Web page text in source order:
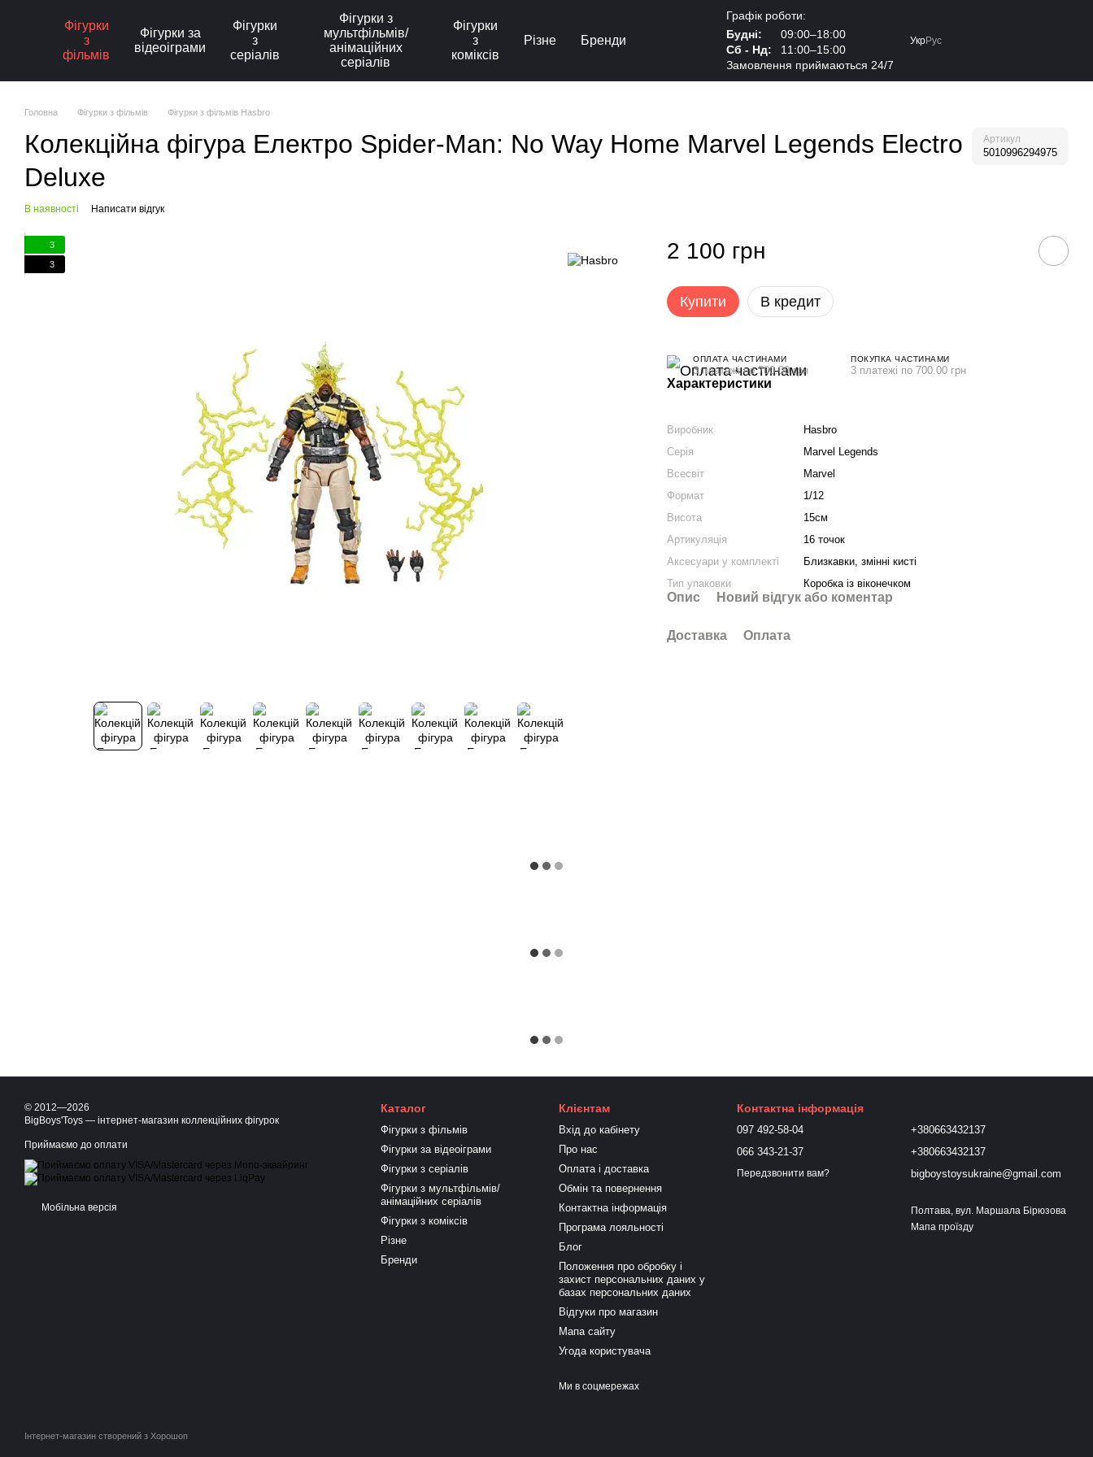
Фігурки
з
фільмів
Фігурки за
відеоіграми
Фігурки
з
серіалів
Фігурки з
мультфільмів/
анімаційних
серіалів
Фігурки
з
коміксів
Різне Бренди
Графік роботи:
Будні:
09:00–18:00
Сб - Нд:
11:00–15:00
Замовлення приймаються 24/7
УкрРус
Головна Фігурки з фільмів Фігурки з фільмів Hasbro
Колекційна фігура Електро Spider-Man: No Way Home Marvel Legends Electro
Deluxe
Артикул
5010996294975
В наявності Написати відгук
3
3
2 100 грн
Купити В кредит
ОПЛАТА ЧАСТИНАМИ
3 платежі по 700.00 грн
ПОКУПКА ЧАСТИНАМИ
3 платежі по 700.00 грн
Характеристики
Виробник
Hasbro
Серія
Marvel Legends
Всесвіт
Marvel
Формат
1/12
Висота
15см
Артикуляція
16 точок
Аксесуари у комплекті
Близкавки, змінні кисті
Тип упаковки
Коробка із віконечком
Опис Новий відгук або коментар
Доставка Оплата
© 2012—2026
BigBoys'Toys — інтернет-магазин коллекційних фігурок
Приймаємо до оплати
Мобільна версія
Інтернет-магазин створений з Хорошоп
Каталог
Фігурки з фільмів
Фігурки за відеоіграми
Фігурки з серіалів
Фігурки з мультфільмів/
анімаційних серіалів
Фігурки з коміксів
Різне
Бренди
Клієнтам
Вхід до кабінету
Про нас
Оплата і доставка
Обмін та повернення
Контактна інформація
Програма лояльності
Блог
Положення про обробку і
захист персональних даних у
базах персональних даних
Відгуки про магазин
Мапа сайту
Угода користувача
Ми в соцмережах
Контактна інформація
097 492-58-04
066 343-21-37
Передзвонити вам?
+380663432137
+380663432137
bigboystoysukraine@gmail.com
Полтава, вул. Маршала Бірюзова
Мапа проїзду